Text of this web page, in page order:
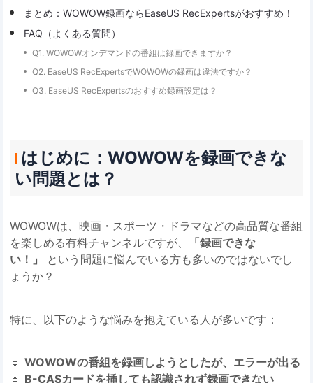
まとめ：WOWOW録画ならEaseUS RecExpertsがおすすめ！
FAQ（よくある質問）
Q1. WOWOWオンデマンドの番組は録画できますか？
Q2. EaseUS RecExpertsでWOWOWの録画は違法ですか？
Q3. EaseUS RecExpertsのおすすめ録画設定は？
はじめに：WOWOWを録画できな
い問題とは？
WOWOWは、映画・スポーツ・ドラマなどの高品質な番組
を楽しめる有料チャンネルですが、
「録画できな
い！」
という問題に悩んでいる方も多いのではないでし
ょうか？
特に、以下のような悩みを抱えている人が多いです：
🔹WOWOWの番組を録画しようとしたが、エラーが出る
🔹 B-CASカードを挿しても認識されず録画できない